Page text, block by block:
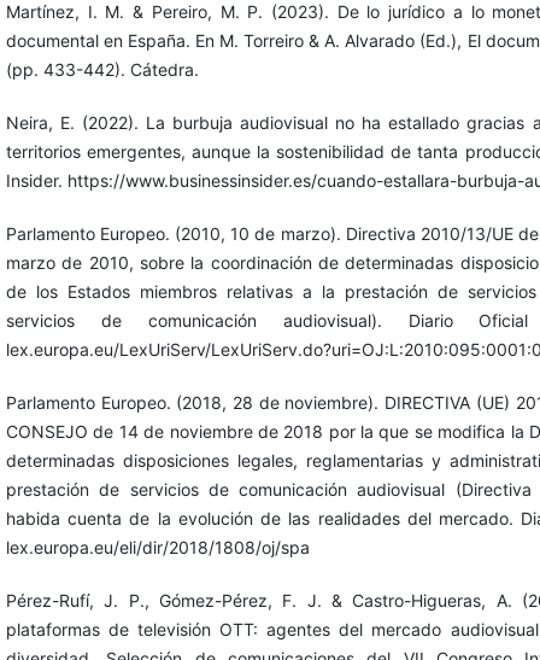
Martínez, I. M. & Pereiro, M. P. (2023). De lo jurídico a lo
documental en España. En M. Torreiro & A. Alvarado (Ed.), El
(pp. 433-442). Cátedra.
Neira, E. (2022). La burbuja audiovisual no ha estallado
territorios emergentes, aunque la sostenibilidad de tanta
Insider. https://www.businessinsider.es/cuando-estallara-burbuja-
Parlamento Europeo. (2010, 10 de marzo). Directiva 2010/13/UE
marzo de 2010, sobre la coordinación de determinadas
de los Estados miembros relativas a la prestación de
servicios de comunicación audiovisual). Diario
lex.europa.eu/LexUriServ/
Parlamento Europeo. (2018, 28 de noviembre). DIRECTIVA (UE)
CONSEJO de 14 de noviembre de 2018 por la que se modifica la
determinadas disposiciones legales, reglamentarias y
prestación de servicios de comunicación audiovisual
habida cuenta de la evolución de las realidades del mercado.
lex.europa.eu/eli/dir/2018/1808/oj/spa
Pérez-Rufí, J. P., Gómez-Pérez, F. J. & Castro-Higueras, A.
plataformas de televisión OTT: agentes del mercado